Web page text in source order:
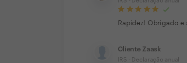
Rapidez! Obrigado e
Cliente Zaask
IRS - Declaração anual